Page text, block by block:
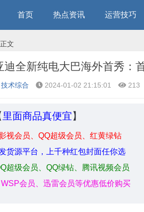
首页 热点资讯 运营技巧
正文
迪全新纯电大巴海外首秀：
技术综合 2024-01-02 21:15:01 213
里面商品真便宜】
视会员、QQ超级会员、红黄绿钻
货源平台，上千种红包封面任你选
超级会员、QQ绿钻、腾讯视频会员
会员、迅雷会员等优惠低价购买